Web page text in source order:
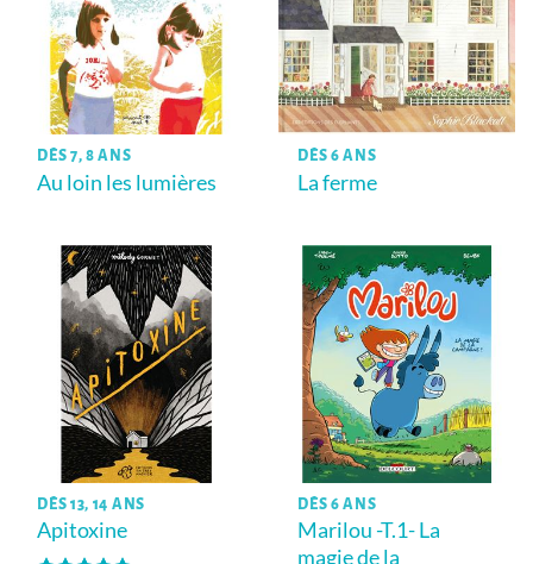
DÈS 7, 8 ANS
Au loin les lumières
DÈS 6 ANS
La ferme
DÈS 13, 14 ANS
Apitoxine
DÈS 6 ANS
Marilou -T.1- La
magie de la